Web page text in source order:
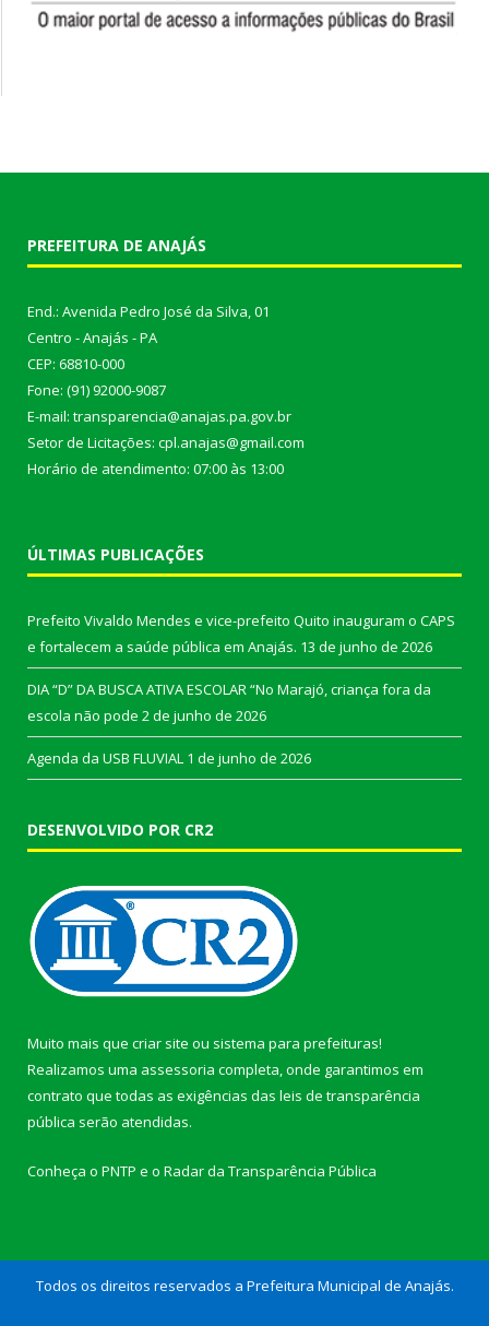
PREFEITURA DE ANAJÁS
End.: Avenida Pedro José da Silva, 01
Centro - Anajás - PA
CEP: 68810-000
Fone: (91) 92000-9087
E-mail: transparencia@anajas.pa.gov.br
Setor de Licitações: cpl.anajas@gmail.com
Horário de atendimento: 07:00 às 13:00
ÚLTIMAS PUBLICAÇÕES
Prefeito Vivaldo Mendes e vice-prefeito Quito inauguram o CAPS
e fortalecem a saúde pública em Anajás. 13 de junho de 2026
DIA “D” DA BUSCA ATIVA ESCOLAR “No Marajó, criança fora da
escola não pode 2 de junho de 2026
Agenda da USB FLUVIAL 1 de junho de 2026
DESENVOLVIDO POR CR2
Muito mais que criar site ou sistema para prefeituras!
Realizamos uma assessoria completa, onde garantimos em
contrato que todas as exigências das leis de transparência
pública serão atendidas.
Conheça o PNTP e o Radar da Transparência Pública
Todos os direitos reservados a Prefeitura Municipal de Anajás.